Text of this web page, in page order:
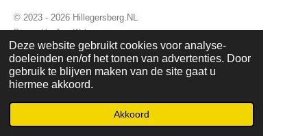
Deze website gebruikt cookies voor analyse-
doeleinden en/of het tonen van advertenties. Door
gebruik te blijven maken van de site gaat u
hiermee akkoord.
Akkoord
© 2023 - 2026 Hillegersberg.NL
Powered byJouwWeb